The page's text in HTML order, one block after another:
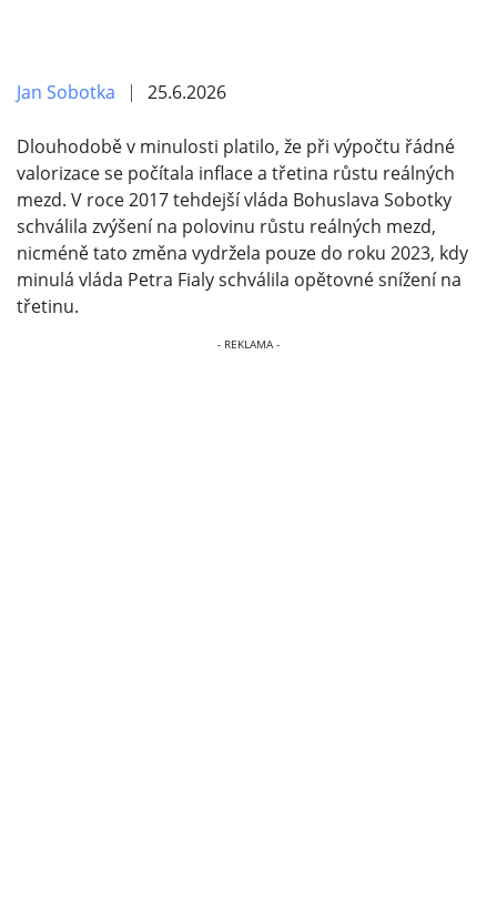
Jan Sobotka 25.6.2026
Dlouhodobě v minulosti platilo, že při výpočtu řádné
valorizace se počítala inflace a třetina růstu reálných
mezd. V roce 2017 tehdejší vláda Bohuslava Sobotky
schválila zvýšení na polovinu růstu reálných mezd,
nicméně tato změna vydržela pouze do roku 2023, kdy
minulá vláda Petra Fialy schválila opětovné snížení na
třetinu.